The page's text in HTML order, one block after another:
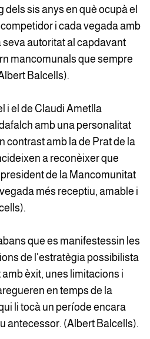
dels sis anys en què ocupà el
i cada vegada amb
seva autoritat al capdavant
mancomunals que sempre
Balcells).
i el de Claudi Ametlla
amb una personalitat
contrast amb la de Prat de la
a reconèixer que
de la Mancomunitat
més receptiu, amable i
que es manifestessin les
de l'estratègia possibilista
èxit, unes limitacions i
en temps de la
li tocà un període encara
antecessor. (Albert Balcells).